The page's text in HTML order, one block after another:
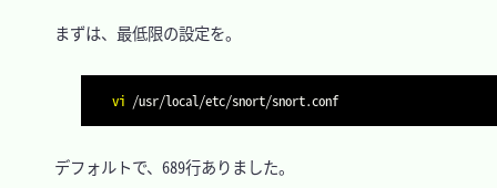
まずは、最低限の設定を。
vi /usr/local/etc/snort/snort.conf
デフォルトで、689行ありました。